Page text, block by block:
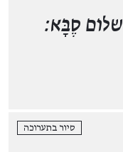
שלום סֶבָּא:
סיור בתערוכה